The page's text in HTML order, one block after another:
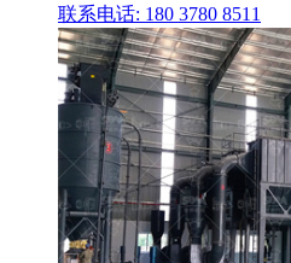
联系电话: 180 3780 8511